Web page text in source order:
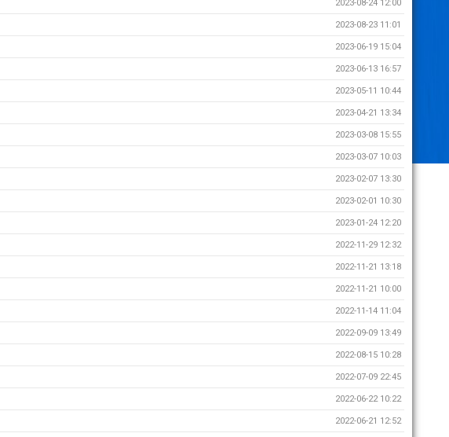
2023-08-24 12:00
2023-08-23 11:01
2023-06-19 15:04
2023-06-13 16:57
2023-05-11 10:44
2023-04-21 13:34
2023-03-08 15:55
2023-03-07 10:03
2023-02-07 13:30
2023-02-01 10:30
2023-01-24 12:20
2022-11-29 12:32
2022-11-21 13:18
2022-11-21 10:00
2022-11-14 11:04
2022-09-09 13:49
2022-08-15 10:28
2022-07-09 22:45
2022-06-22 10:22
2022-06-21 12:52